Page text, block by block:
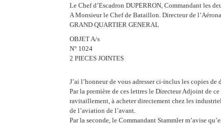
Le Chef d’Escadron DUPERRON, Commandant les
A Monsieur le Chef de Bataillon. Directeur de
GRAND QUARTIER GENERAL
OBJET A/s
N° 1024
2 PIECES JOINTES
J’ai l’honneur de vous adresser ci-inclus les copies
Par la première de ces lettres le Directeur Adjoint de
ravitaillement, à acheter directement chez les
de l’aviation de l’avant.
Par la seconde, le Commandant Stammler m’avise